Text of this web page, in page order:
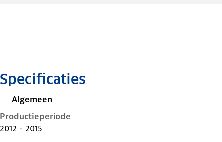
Specificaties
Algemeen
Productieperiode
2012 - 2015